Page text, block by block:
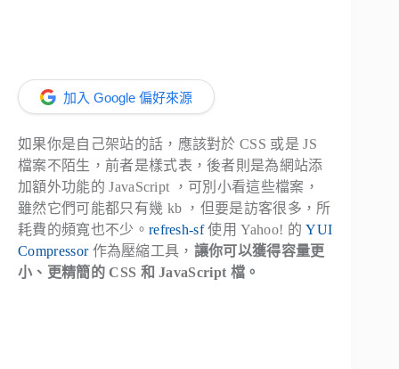
加入 Google 偏好來源
如果你是自己架站的話，應該對於 CSS 或是 JS
檔案不陌生，前者是樣式表，後者則是為網站添
加額外功能的 JavaScript ，可別小看這些檔案，
雖然它們可能都只有幾 kb ，但要是訪客很多，所
耗費的頻寬也不少。 refresh-sf使用 Yahoo! 的YUI
Compressor作為壓縮工具， 讓你可以獲得容量更
小、更精簡的 CSS 和 JavaScript 檔。